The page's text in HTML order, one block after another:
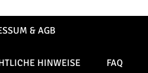
& AGB
HINWEISE FAQ